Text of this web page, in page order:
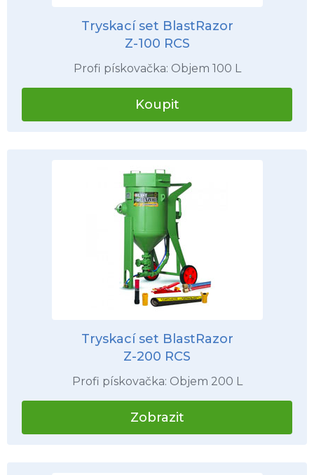
Tryskací set BlastRazor
Z-100 RCS
Profi pískovačka: Objem 100 L
Koupit
Tryskací set BlastRazor
Z-200 RCS
Profi pískovačka: Objem 200 L
Zobrazit